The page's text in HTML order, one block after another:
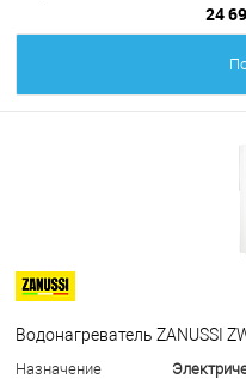
24
Водонагреватель ZANUSSI
Назначение